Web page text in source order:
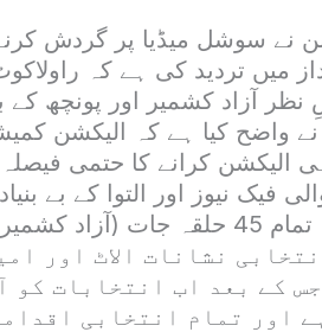
نے سوشل میڈیا پر گردش
میں تردید کی ہے کہ
آزاد کشمیر اور پونچھ کے
واضح کیا ہے کہ الیکشن
2026 کو ہی الیکشن کرانے کا
فیک نیوز اور التوا کے بے
انتخابی نشانات الاٹ اور
کے بعد اب انتخابات کو
اور تمام انتخابی